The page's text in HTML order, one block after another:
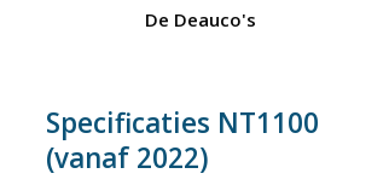
De Deauco's
Specificaties NT1100
(vanaf 2022)